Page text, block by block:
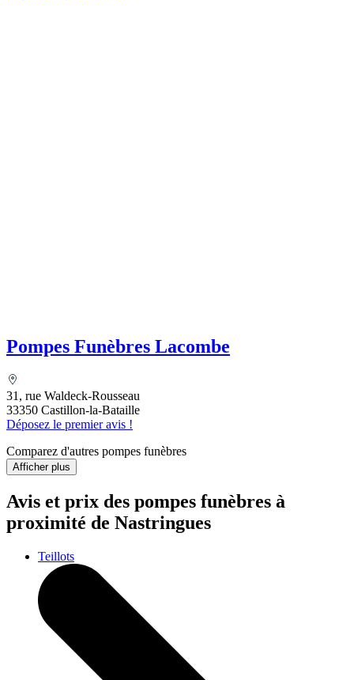
Pompes Funèbres Lacombe
31, rue Waldeck-Rousseau
33350 Castillon-la-Bataille
Déposez le premier avis !
Comparez d'autres pompes funèbres
Afficher plus
Avis et prix des pompes funèbres à
proximité de Nastringues
Teillots